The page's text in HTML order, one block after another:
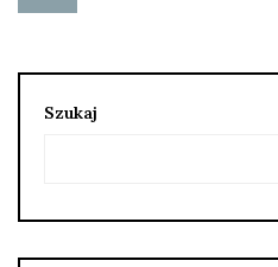
Szukaj